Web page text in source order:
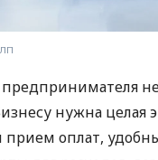
нужна целая
оплат,